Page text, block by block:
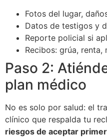
Fotos del lugar,
Datos de testigos y
Reporte policial si
Recibos: grúa,
Paso 2:
plan médico
No es solo por salud: el
clínico que respalda tu
riesgos de aceptar